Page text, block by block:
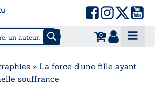
0
» La force d’une fille ayant
souffrance